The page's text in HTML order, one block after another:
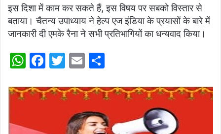
इस दिशा में काम कर सकते हैं, इस विषय पर सबको विस्तार से
बताया। चैतन्य उपाध्याय ने हेल्प एज इंडिया के प्रयासों के बारे में
जानकारी दी एमके रैना ने सभी प्रतिभागियों का धन्यवाद किया।
W
at
A
F
c
T
itt
er
E
ai
l
ar
e